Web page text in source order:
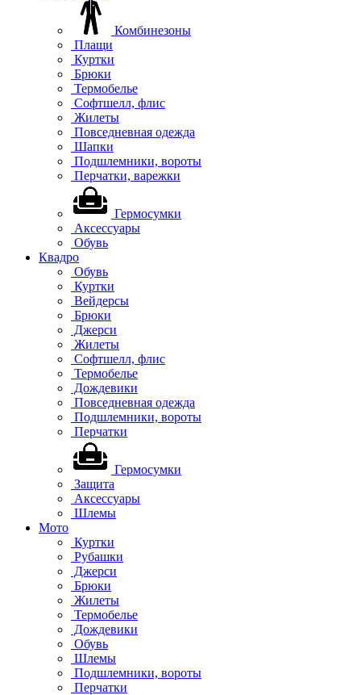
Комбинезоны
Плащи
Куртки
Брюки
Термобелье
Софтшелл, флис
Жилеты
Повседневная одежда
Шапки
Подшлемники, вороты
Перчатки, варежки
Гермосумки
Аксессуары
Обувь
Квадро
Обувь
Куртки
Вейдерсы
Брюки
Джерси
Жилеты
Софтшелл, флис
Термобелье
Дождевики
Повседневная одежда
Подшлемники, вороты
Перчатки
Гермосумки
Защита
Аксессуары
Шлемы
Мото
Куртки
Рубашки
Джерси
Брюки
Жилеты
Термобелье
Дождевики
Обувь
Шлемы
Подшлемники, вороты
Перчатки